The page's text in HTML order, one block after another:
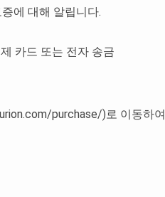
에 대해 알립니다.
카드 또는 전자 송금
purchase/)로 이동하